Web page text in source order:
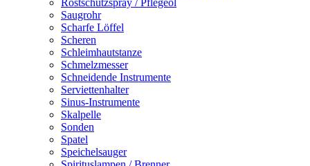
Rostschutzspray / Pflegeöl
Saugrohr
Scharfe Löffel
Scheren
Schleimhautstanze
Schmelzmesser
Schneidende Instrumente
Serviettenhalter
Sinus-Instrumente
Skalpelle
Sonden
Spatel
Speichelsauger